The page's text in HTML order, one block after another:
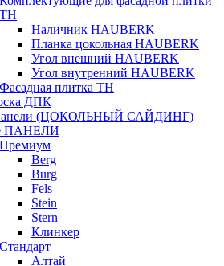
ТН
Наличник HAUBERK
Планка цокольная HAUBERK
Угол внешний HAUBERK
Угол внутренний HAUBERK
Фасадная плитка ТН
ДПК
(ЦОКОЛЬНЫЙ САЙДИНГ)
ПАНЕЛИ
Премиум
Berg
Burg
Fels
Stein
Stern
Клинкер
Стандарт
Алтай